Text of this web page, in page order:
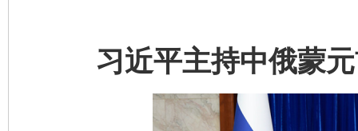
习近平主持中俄蒙元